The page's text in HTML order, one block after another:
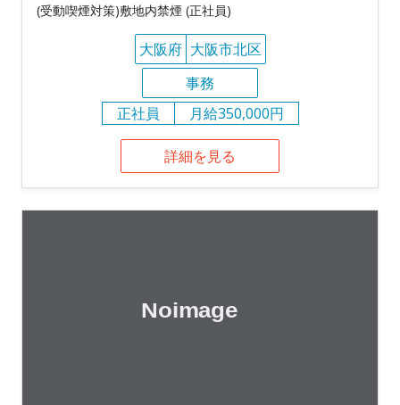
(受動喫煙対策)敷地内禁煙 (正社員)
大阪府 大阪市北区
事務
正社員
月給350,000円
詳細を見る